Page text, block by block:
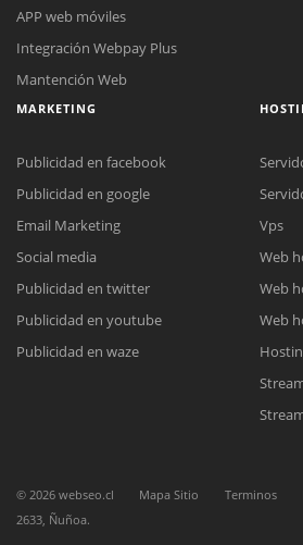
Reunión
Nuestros ejecutivos le enviarán un correo
Meet para la reunión
Cotización
Chat Online
Todos nuestros ejecutivos están fuera de
APP web móviles
Integración Webpay Plus
Mantención Web
MARKETING
Publicidad en facebook
Publicidad en google
Email Marketing
Social media
Publicidad en twitter
Publicidad en youtube
Publicidad en waze
Vps
Web
Web
Web
© 2026 webseo.cl Mapa Sitio Terminos
2633, Ñuñoa.